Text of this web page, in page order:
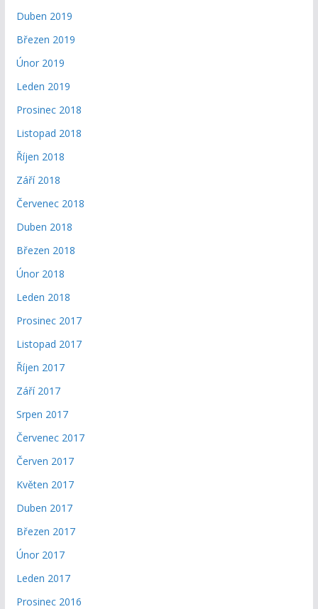
Duben 2019
Březen 2019
Únor 2019
Leden 2019
Prosinec 2018
Listopad 2018
Říjen 2018
Září 2018
Červenec 2018
Duben 2018
Březen 2018
Únor 2018
Leden 2018
Prosinec 2017
Listopad 2017
Říjen 2017
Září 2017
Srpen 2017
Červenec 2017
Červen 2017
Květen 2017
Duben 2017
Březen 2017
Únor 2017
Leden 2017
Prosinec 2016